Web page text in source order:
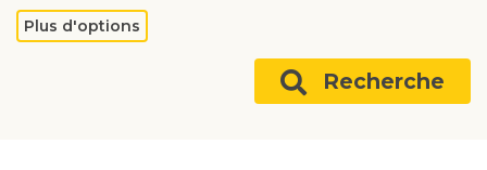
Plus d'options
Recherche